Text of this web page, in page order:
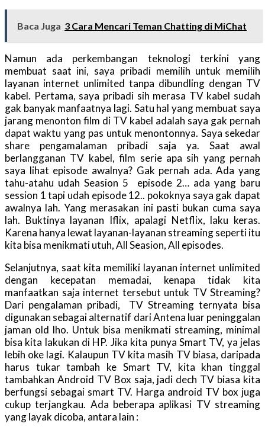
Baca Juga 3 Cara Mencari Teman Chatting di MiChat
Namun ada perkembangan teknologi terkini yang
membuat saat ini, saya pribadi memilih untuk memilih
layanan internet unlimited tanpa dibundling dengan TV
kabel. Pertama, saya pribadi sih merasa TV kabel sudah
gak banyak manfaatnya lagi. Satu hal yang membuat saya
jarang menonton film di TV kabel adalah saya gak pernah
dapat waktu yang pas untuk menontonnya. Saya sekedar
share pengamalaman pribadi saja ya. Saat awal
berlangganan TV kabel, film serie apa sih yang pernah
saya lihat episode awalnya? Gak pernah ada. Ada yang
tahu-atahu udah Seasion 5 episode 2… ada yang baru
session 1 tapi udah episode 12.. pokoknya saya gak dapat
awalnya lah. Yang merasakan ini pasti bukan cuma saya
lah. Buktinya layanan Iflix, apalagi Netflix, laku keras.
Karena hanya lewat layanan-layanan streaming seperti itu
kita bisa menikmati utuh, All Seasion, All episodes.
Selanjutnya, saat kita memiliki layanan internet unlimited
dengan kecepatan memadai, kenapa tidak kita
manfaatkan saja internet tersebut untuk TV Streaming?
Dari pengalaman pribadi, TV Streaming ternyata bisa
digunakan sebagai alternatif dari Antena luar peninggalan
jaman old lho. Untuk bisa menikmati streaming, minimal
bisa kita lakukan di HP. Jika kita punya Smart TV, ya jelas
lebih oke lagi. Kalaupun TV kita masih TV biasa, daripada
harus tukar tambah ke Smart TV, kita khan tinggal
tambahkan Android TV Box saja, jadi dech TV biasa kita
berfungsi sebagai smart TV. Harga android TV box juga
cukup terjangkau. Ada beberapa aplikasi TV streaming
yang layak dicoba, antara lain :